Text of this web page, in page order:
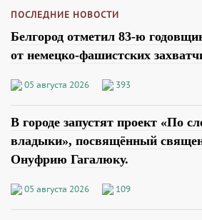
ПОСЛЕДНИЕ НОВОСТИ
Белгород отметил 83-ю
от немецко-фашистских
05 августа 2026 393
В городе запустят проект «По
владыки», посвящённый
Онуфрию Гагалюку.
05 августа 2026 109